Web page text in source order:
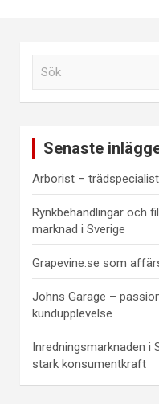
Senaste
Arborist –
Rynkbehandlingar och
marknad i Sverige
Grapevine.se som
Johns Garage –
kundupplevelse
Inredningsmarknaden i
stark konsumentkraft